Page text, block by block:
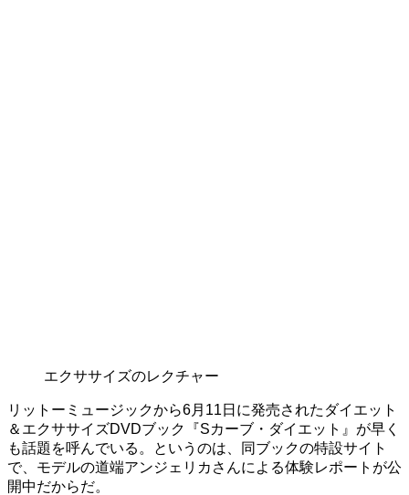
エクササイズのレクチャー
リットーミュージックから6月11日に発売されたダイエット
＆エクササイズDVDブック『Sカーブ・ダイエット』が早く
も話題を呼んでいる。というのは、同ブックの特設サイト
で、モデルの道端アンジェリカさんによる体験レポートが公
開中だからだ。